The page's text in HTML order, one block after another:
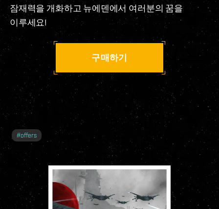
잠재력을 개화하고 뉴에덴에서 여러분의 꿈을
이루세요!
구매하기
#offers